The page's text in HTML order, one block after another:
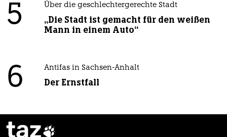
5 Über die geschlechtergerechte Stadt
„Die Stadt ist gemacht für den weißen
Mann in einem Auto“
6 Antifas in Sachsen-Anhalt
Der Ernstfall
taz